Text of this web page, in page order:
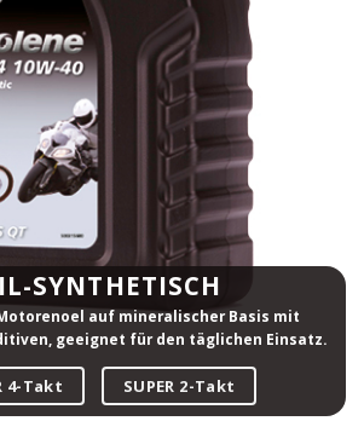
SYNTHETISCH
auf mineralischer Basis mit
geeignet für den täglichen Einsatz.
4-Takt SUPER 2-Takt